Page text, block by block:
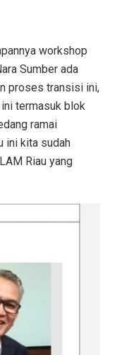
workshop
Sumber ada
proses transisi ini,
termasuk blok
ramai
ini kita sudah
Riau yang